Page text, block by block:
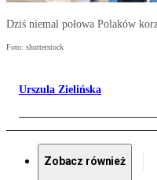
Dziś niemal połowa Polaków
Foto: shutterstock
Urszula Zielińska
Zobacz również